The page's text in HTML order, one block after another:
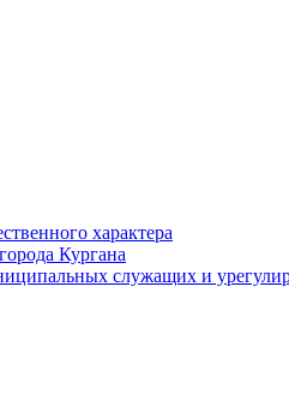
характера
Кургана
служащих и